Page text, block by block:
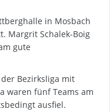
in Mosbach
Margrit Schalek-Boig
gute
Bezirksliga mit
waren fünf Teams am
ausfiel.